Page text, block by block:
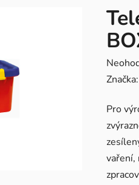
je
0,0
z
5
Značka:
Pro
vaření,